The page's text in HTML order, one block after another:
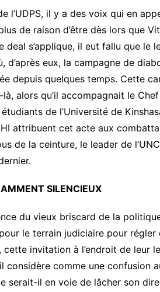
l’UDPS, il y a des voix qui en
de raison d’être dès lors que
deal s’applique, il eut fallu que le
d’après eux, la campagne de
depuis quelques temps. Cette
là, alors qu’il accompagnait le
de l’Université de
attribuent cet acte aux
de la ceinture, le leader de
SILENCIEUX
du vieux briscard de la
le terrain judiciaire pour
cette invitation à l’endroit de leur
considère comme une confusion
serait-il en voie de lâcher son